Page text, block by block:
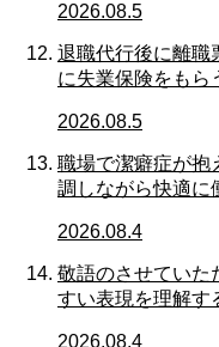
2026.08.5
退職代行後に離職
に失業保険をもら
2026.08.5
職場で潔癖症が抱
調しながら快適に
2026.08.4
敬語のさせていた
すい表現を理解す
2026.08.4